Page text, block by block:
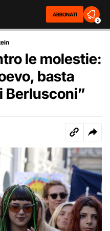
ABBONATI
2
le molestie:
basta
Berlusconi”